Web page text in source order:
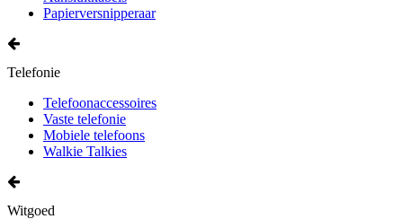
Papierversnipperaar
Telefonie
Telefoonaccessoires
Vaste telefonie
Mobiele telefoons
Walkie Talkies
Witgoed